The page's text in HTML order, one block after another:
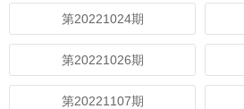
第20221024期
第20221026期
第20221107期